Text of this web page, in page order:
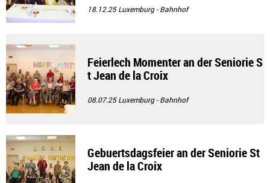
18.12.25Luxemburg - Bahnhof
Feierlech Momenter an der Seniorie S
t Jean de la Croix
08.07.25Luxemburg - Bahnhof
Gebuertsdagsfeier an der Seniorie St
Jean de la Croix